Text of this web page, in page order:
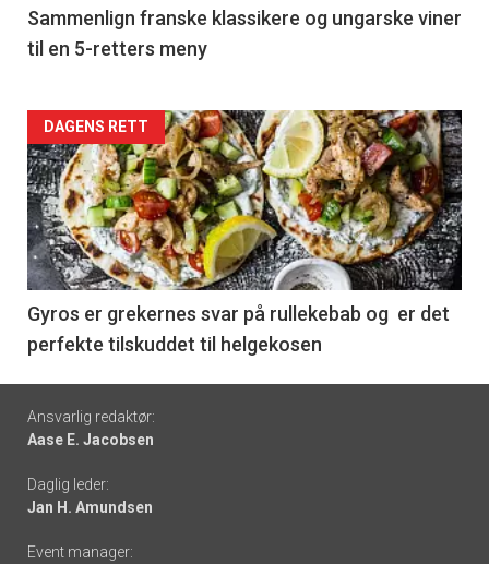
5
Sammenlign franske klassikere og ungarske viner
til en 5-retters meny
Forsiden
akkurat
nå
-
6
DAGENS RETT
Gyros er grekernes svar på rullekebab og er det
perfekte tilskuddet til helgekosen
Footer
-
links
Ansvarlig redaktør:
Aase E. Jacobsen
Daglig leder:
Jan H. Amundsen
Event manager: